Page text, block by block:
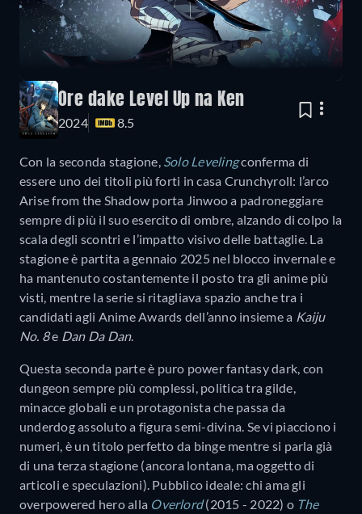
Ore dake Level Up na Ken
2024 8.5
Con la seconda stagione, Solo Levelingconferma di
essere uno dei titoli più forti in casa Crunchyroll: l’arco
Arise from the Shadow porta Jinwoo a padroneggiare
sempre di più il suo esercito di ombre, alzando di colpo la
scala degli scontri e l’impatto visivo delle battaglie. La
stagione è partita a gennaio 2025 nel blocco invernale e
ha mantenuto costantemente il posto tra gli anime più
visti, mentre la serie si ritagliava spazio anche tra i
candidati agli Anime Awards dell’anno insieme a Kaiju
No. 8e Dan Da Dan.
Questa seconda parte è puro power fantasy dark, con
dungeon sempre più complessi, politica tra gilde,
minacce globali e un protagonista che passa da
underdog assoluto a figura semi-divina. Se vi piacciono i
numeri, è un titolo perfetto da binge mentre si parla già
di una terza stagione (ancora lontana, ma oggetto di
articoli e speculazioni). Pubblico ideale: chi ama gli
overpowered hero alla Overlord(2015 - 2022) o The